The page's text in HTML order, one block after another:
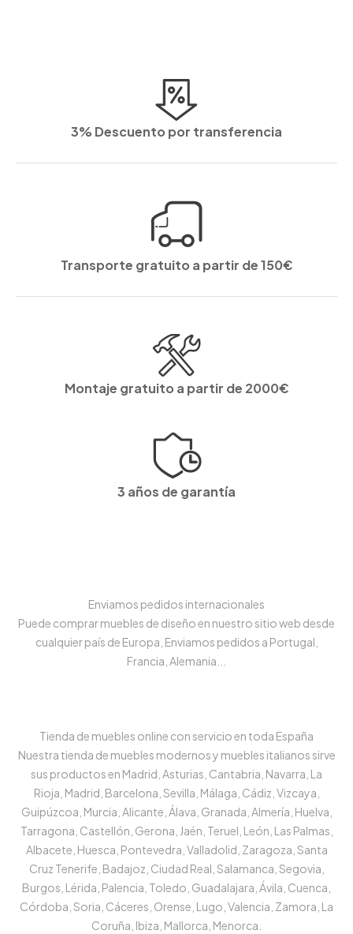
3% Descuento por transferencia
Transporte gratuito a partir de 150€
Montaje gratuito a partir de 2000€
3 años de garantía
Enviamos pedidos internacionales
Puede comprar muebles de diseño en nuestro sitio web desde
cualquier país de Europa, Enviamos pedidos a Portugal,
Francia, Alemania...
Tienda de muebles online con servicio en toda España
Nuestra tienda de muebles modernos y muebles italianos sirve
sus productos en Madrid, Asturias, Cantabria, Navarra, La
Rioja, Madrid, Barcelona, Sevilla, Málaga, Cádiz, Vizcaya,
Guipúzcoa, Murcia, Alicante, Álava, Granada, Almería, Huelva,
Tarragona, Castellón, Gerona, Jaén, Teruel, León, Las Palmas,
Albacete, Huesca, Pontevedra, Valladolid, Zaragoza, Santa
Cruz Tenerife, Badajoz, Ciudad Real, Salamanca, Segovia,
Burgos, Lérida, Palencia, Toledo, Guadalajara, Ávila, Cuenca,
Córdoba, Soria, Cáceres, Orense, Lugo, Valencia, Zamora, La
Coruña, Ibiza, Mallorca, Menorca.